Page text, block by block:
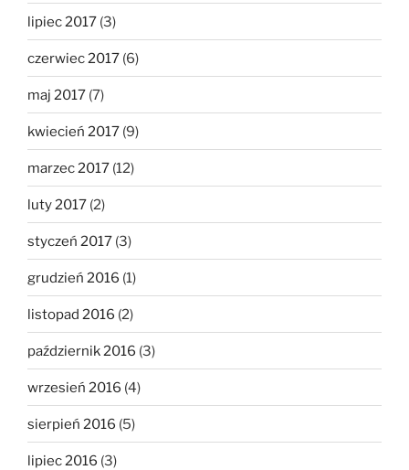
lipiec 2017 (3)
czerwiec 2017 (6)
maj 2017 (7)
kwiecień 2017 (9)
marzec 2017 (12)
luty 2017 (2)
styczeń 2017 (3)
grudzień 2016 (1)
listopad 2016 (2)
październik 2016 (3)
wrzesień 2016 (4)
sierpień 2016 (5)
lipiec 2016 (3)